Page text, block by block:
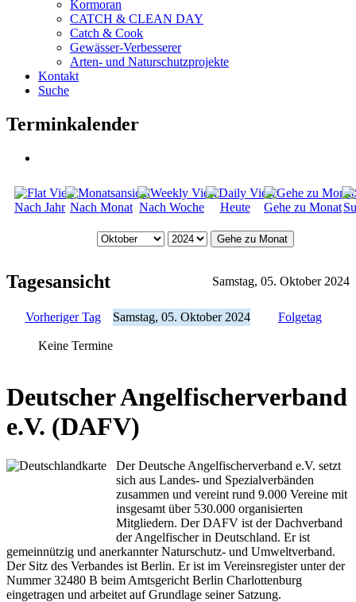
Kormoran
CATCH & CLEAN DAY
Catch & Cook
Gewässer-Verbesserer
Arten- und Naturschutzprojekte
Kontakt
Suche
Terminkalender
Nach Jahr Nach Monat Nach Woche Heute Gehe zu Monat
Gehe zu Monat
Tagesansicht Samstag, 05. Oktober 2024
Vorheriger Tag Samstag, 05. Oktober 2024 Folgetag
Keine Termine
Deutscher Angelfischerverband
e.V. (DAFV)
Der Deutsche Angelfischerverband e.V. setzt
sich aus Landes- und Spezialverbänden
zusammen und vereint rund 9.000 Vereine mit
insgesamt über 530.000 organisierten
Mitgliedern. Der DAFV ist der Dachverband
der Angelfischer in Deutschland. Er ist
gemeinnützig und anerkannter Naturschutz- und Umweltverband.
Der Sitz des Verbandes ist Berlin. Er ist im Vereinsregister unter der
Nummer 32480 B beim Amtsgericht Berlin Charlottenburg
eingetragen und arbeitet auf Grundlage seiner Satzung.